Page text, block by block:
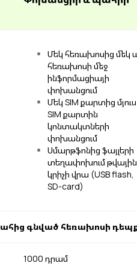
Մեկ հեռախոսից մեկ
հեռախոսի մեջ
ինֆորմացիայի
փոխանցում
Մեկ SIM քարտից մյուս
SIM քարտին
կոնտակտների
փոխանցում
Սմարթֆոնից ֆայլերի
տեղափոխում թվային
կրիչի վրա (USB flash,
SD-card)
գնված հեռախոսի
1000 դրամ